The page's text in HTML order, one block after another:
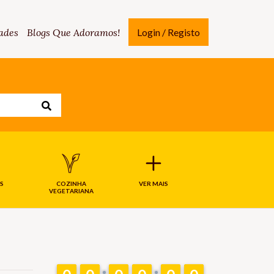
Blogs Que Adoramos! Login / Registo
COZINHA
VEGETARIANA
VER MAIS